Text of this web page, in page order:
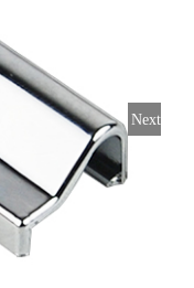
Next